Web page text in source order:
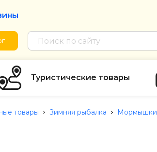
Туристические товары
товары Зимняя рыбалка Мормышки